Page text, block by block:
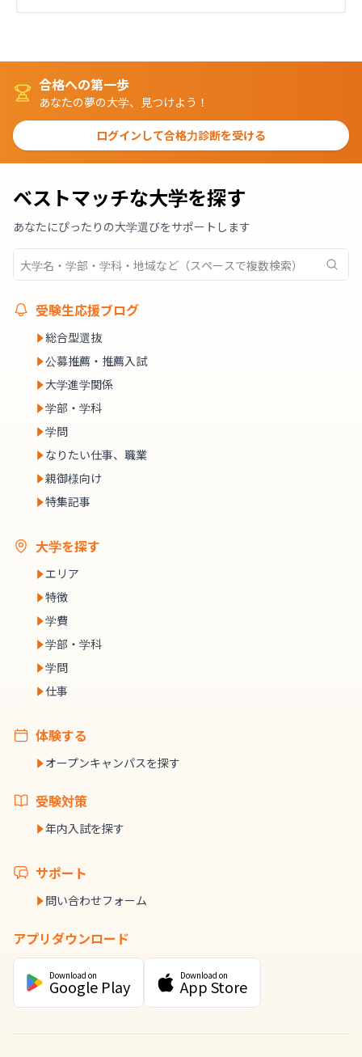
合格への第一歩
あなたの夢の大学、見つけよう！
ログインして合格力診断を受ける
ベストマッチな大学を探す
あなたにぴったりの大学選びをサポートします
受験生応援ブログ
総合型選抜
公募推薦・推薦入試
大学進学関係
学部・学科
学問
なりたい仕事、職業
親御様向け
特集記事
大学を探す
エリア
特徴
学費
学部・学科
学問
仕事
体験する
オープンキャンパスを探す
受験対策
年内入試を探す
サポート
問い合わせフォーム
アプリダウンロード
Download on
Google Play
Download on
App Store